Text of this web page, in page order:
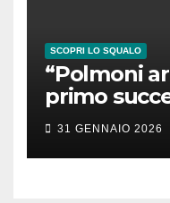
SCOPRI LO SQUALO
“Polmoni
primo
31 GENNAIO 2026